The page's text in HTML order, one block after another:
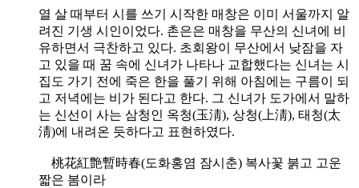
열 살 때부터 시를 쓰기 시작한 매창은 이미 서울까지 알
려진 기생 시인이었다. 촌은은 매창을 무산의 신녀에 비
유하면서 극찬하고 있다. 초회왕이 무산에서 낮잠을 자
고 있을 때 꿈 속에 신녀가 나타나 교합했다는 신녀는 시
집도 가기 전에 죽은 한을 풀기 위해 아침에는 구름이 되
고 저녁에는 비가 된다고 한다. 그 신녀가 도가에서 말하
는 신선이 사는 삼청인 옥청(玉淸), 상청(上淸), 태청(太
淸)에 내려온 듯하다고 표현하였다.
桃花紅艶暫時春(도화홍염 잠시춘) 복사꽃 붉고 고운
짧은 봄이라